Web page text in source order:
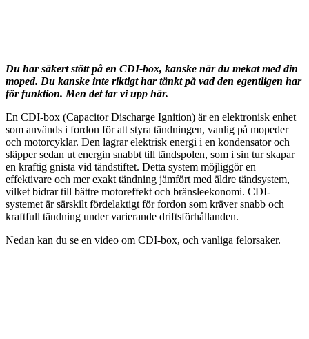
Du har säkert stött på en CDI-box, kanske när du mekat med din
moped. Du kanske inte riktigt har tänkt på vad den egentligen har
för funktion. Men det tar vi upp här.
En CDI-box (Capacitor Discharge Ignition) är en elektronisk enhet
som används i fordon för att styra tändningen, vanlig på mopeder
och motorcyklar. Den lagrar elektrisk energi i en kondensator och
släpper sedan ut energin snabbt till tändspolen, som i sin tur skapar
en kraftig gnista vid tändstiftet. Detta system möjliggör en
effektivare och mer exakt tändning jämfört med äldre tändsystem,
vilket bidrar till bättre motoreffekt och bränsleekonomi. CDI-
systemet är särskilt fördelaktigt för fordon som kräver snabb och
kraftfull tändning under varierande driftsförhållanden.
Nedan kan du se en video om CDI-box, och vanliga felorsaker.